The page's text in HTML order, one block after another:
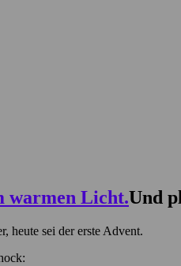
Und
heute sei der erste Advent.